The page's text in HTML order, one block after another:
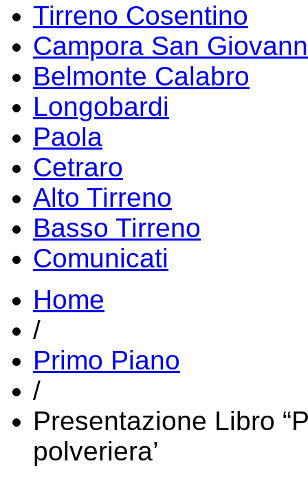
Tirreno Cosentino
Campora San
Belmonte Calabro
Longobardi
Paola
Cetraro
Alto Tirreno
Basso Tirreno
Comunicati
Home
/
Primo Piano
/
Presentazione Libro
polveriera’